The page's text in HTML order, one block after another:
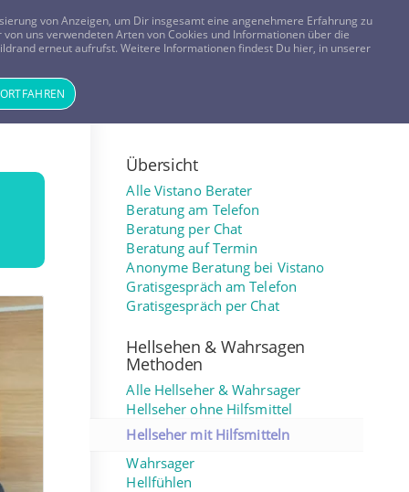
FRAGEN? KOSTENLOS ANRUFEN: 0800-8478266
Magazin ANMELDEN REGISTRIEREN
Übersicht
Alle Vistano Berater
Beratung am Telefon
Beratung per Chat
Beratung auf Termin
Anonyme Beratung bei Vistano
Gratisgespräch am Telefon
Gratisgespräch per Chat
Hellsehen & Wahrsagen
Methoden
Alle Hellseher & Wahrsager
Hellseher ohne Hilfsmittel
Hellseher mit Hilfsmitteln
Wahrsager
Hellfühlen
von Anzeigen, um Dir insgesamt eine angenehmere Erfahrung zu
uns verwendeten Arten von Cookies und Informationen über die
erneut aufrufst. Weitere Informationen findest Du hier, in unserer